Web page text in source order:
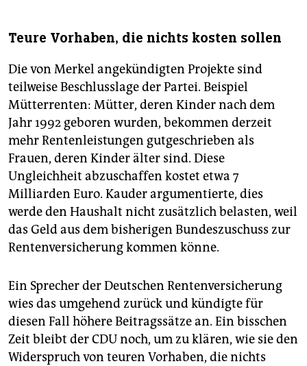
Teure Vorhaben, die nichts kosten sollen
Die von Merkel angekündigten Projekte sind
teilweise Beschlusslage der Partei. Beispiel
Mütterrenten: Mütter, deren Kinder nach dem
Jahr 1992 geboren wurden, bekommen derzeit
mehr Rentenleistungen gutgeschrieben als
Frauen, deren Kinder älter sind. Diese
Ungleichheit abzuschaffen kostet etwa 7
Milliarden Euro. Kauder argumentierte, dies
werde den Haushalt nicht zusätzlich belasten, weil
das Geld aus dem bisherigen Bundeszuschuss zur
Rentenversicherung kommen könne.
Ein Sprecher der Deutschen Rentenversicherung
wies das umgehend zurück und kündigte für
diesen Fall höhere Beitragssätze an. Ein bisschen
Zeit bleibt der CDU noch, um zu klären, wie sie den
Widerspruch von teuren Vorhaben, die nichts